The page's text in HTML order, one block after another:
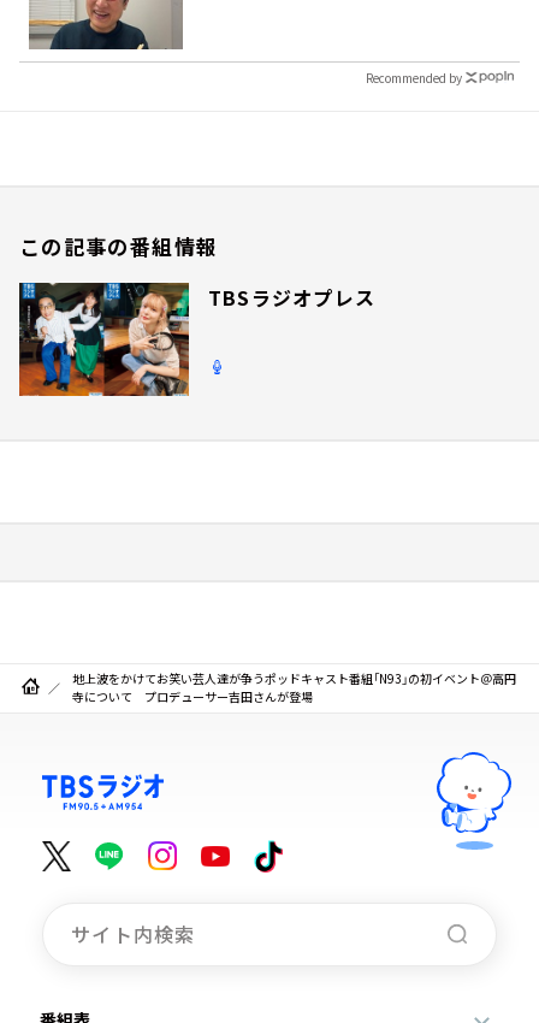
Recommended by
この記事の番組情報
TBSラジオプレス
地上波をかけてお笑い芸人達が争うポッドキャスト番組「N93」の初イベント＠高円
寺について プロデューサー吉田さんが登場